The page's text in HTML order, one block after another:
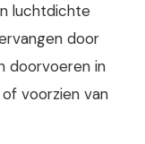
luchtdichte
door
doorvoeren in
voorzien van